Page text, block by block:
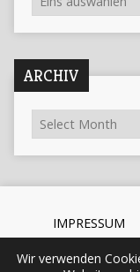
ARCHIV
IMPRESSUM
Wir verwenden